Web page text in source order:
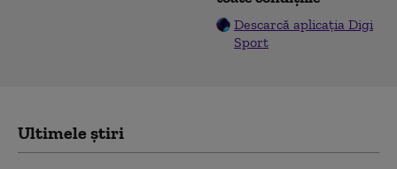
Descarcă aplicația Digi
Sport
Ultimele știri